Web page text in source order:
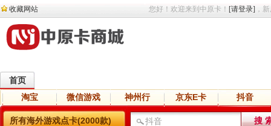
收藏网站 您好！欢迎来到中原卡！ [请登录] ，
首页
淘宝
微信游戏 神州行 京东E卡
抖音
直播
交友 语音 网盘 小说
所有海外游戏点卡(2000款)